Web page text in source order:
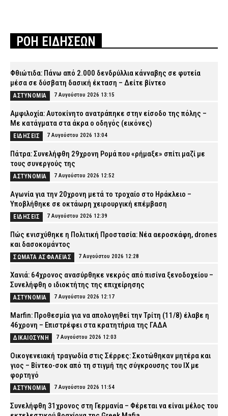
ΡΟΗ ΕΙΔΗΣΕΩΝ
Φθιώτιδα: Πάνω από 2.000 δενδρύλλια κάνναβης σε φυτεία
μέσα σε δύσβατη δασική έκταση – Δείτε βίντεο
ΑΣΤΥΝΟΜΙΑ 7 Αυγούστου 2026 13:15
Αμφιλοχία: Αυτοκίνητο ανατράπηκε στην είσοδο της πόλης –
Με κατάγματα στα άκρα ο οδηγός (εικόνες)
ΕΙΔΗΣΕΙΣ 7 Αυγούστου 2026 13:04
Πάτρα: Συνελήφθη 29χρονη Ρομά που «ρήμαξε» σπίτι μαζί με
τους συνεργούς της
ΑΣΤΥΝΟΜΙΑ 7 Αυγούστου 2026 12:52
Αγωνία για την 20χρονη μετά το τροχαίο στο Ηράκλειο –
Υποβλήθηκε σε οκτάωρη χειρουργική επέμβαση
ΕΙΔΗΣΕΙΣ 7 Αυγούστου 2026 12:39
Πώς ενισχύθηκε η Πολιτική Προστασία: Νέα αεροσκάφη, drones
και δασοκομάντος
ΣΩΜΑΤΑ ΑΣΦΑΛΕΙΑΣ 7 Αυγούστου 2026 12:28
Χανιά: 64χρονος ανασύρθηκε νεκρός από πισίνα ξενοδοχείου –
Συνελήφθη ο ιδιοκτήτης της επιχείρησης
ΑΣΤΥΝΟΜΙΑ 7 Αυγούστου 2026 12:17
Marfin: Προθεσμία για να απολογηθεί την Τρίτη (11/8) έλαβε η
46χρονη – Επιστρέφει στα κρατητήρια της ΓΑΔΑ
ΔΙΚΑΙΟΣΥΝΗ 7 Αυγούστου 2026 12:03
Οικογενειακή τραγωδία στις Σέρρες: Σκοτώθηκαν μητέρα και
γιος – Βίντεο-σοκ από τη στιγμή της σύγκρουσης του ΙΧ με
φορτηγό
ΑΣΤΥΝΟΜΙΑ 7 Αυγούστου 2026 11:54
Συνελήφθη 31χρονος στη Γερμανία – Φέρεται να είναι μέλος του